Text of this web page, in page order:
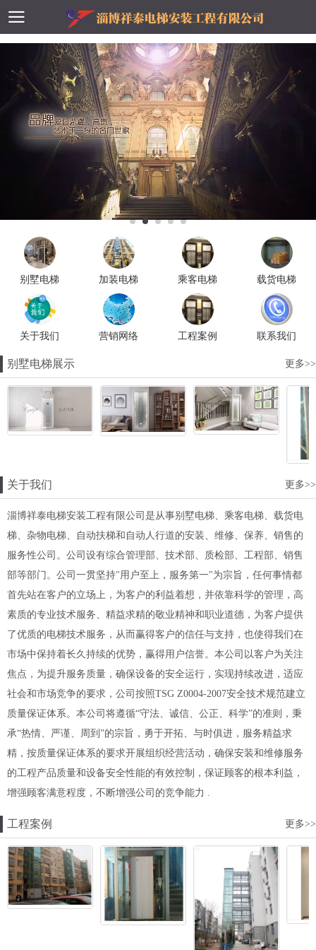
别墅电梯 加装电梯 乘客电梯 载货电梯
关于我们 营销网络 工程案例 联系我们
别墅电梯展示 更多>>
关于我们 更多>>
淄博祥泰电梯安装工程有限公司是从事别墅电梯、乘客电梯、载货电
梯、杂物电梯、自动扶梯和自动人行道的安装、维修、保养、销售的
服务性公司。公司设有综合管理部、技术部、质检部、工程部、销售
部等部门。公司一贯坚持"用户至上，服务第一"为宗旨，任何事情都
首先站在客户的立场上，为客户的利益着想，并依靠科学的管理，高
素质的专业技术服务、精益求精的敬业精神和职业道德，为客户提供
了优质的电梯技术服务，从而赢得客户的信任与支持，也使得我们在
市场中保持着长久持续的优势，赢得用户信誉。本公司以客户为关注
焦点，为提升服务质量，确保设备的安全运行，实现持续改进，适应
社会和市场竞争的要求，公司按照TSG Z0004-2007安全技术规范建立
质量保证体系。本公司将遵循“守法、诚信、公正、科学”的准则，秉
承“热情、严谨、周到”的宗旨，勇于开拓、与时俱进，服务精益求
精，按质量保证体系的要求开展组织经营活动，确保安装和维修服务
的工程产品质量和设备安全性能的有效控制，保证顾客的根本利益，
增强顾客满意程度，不断增强公司的竞争能力 .
工程案例 更多>>